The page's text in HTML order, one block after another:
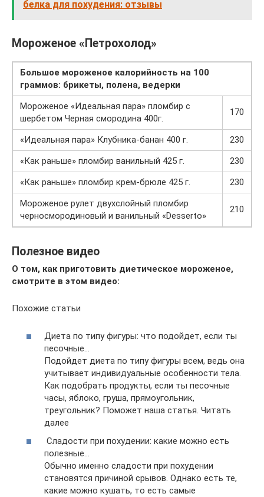
белка для похудения: отзывы
Мороженое «Петрохолод»
Большое мороженое калорийность на 100
граммов: брикеты, полена, ведерки
Мороженое «Идеальная пара» пломбир с
шербетом Черная смородина 400г.
170
«Идеальная пара» Клубника-банан 400 г.
230
«Как раньше» пломбир ванильный 425 г.
230
«Как раньше» пломбир крем-брюле 425 г.
230
Мороженое рулет двухслойный пломбир
черносмородиновый и ванильный «Desserto»
210
Полезное видео
О том, как приготовить диетическое мороженое,
смотрите в этом видео:
Похожие статьи
Диета по типу фигуры: что подойдет, если ты
песочные…
Подойдет диета по типу фигуры всем, ведь она
учитывает индивидуальные особенности тела.
Как подобрать продукты, если ты песочные
часы, яблоко, груша, прямоугольник,
треугольник? Поможет наша статья. Читать
далее
Сладости при похудении: какие можно есть
полезные…
Обычно именно сладости при похудении
становятся причиной срывов. Однако есть те,
какие можно кушать, то есть самые